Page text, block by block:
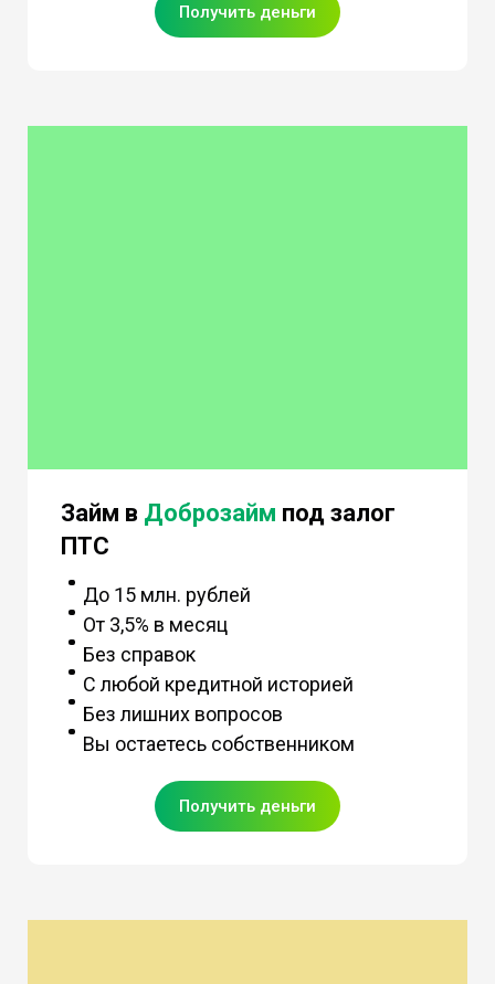
Получить деньги
Займ в Доброзайм под залог
ПТС
До 15 млн. рублей
От 3,5% в месяц
Без справок
С любой кредитной историей
Без лишних вопросов
Вы остаетесь собственником
Получить деньги